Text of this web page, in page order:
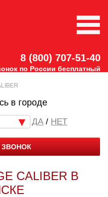
8 (800) 707-51-40
по России бесплатный
в городе
/ НЕТ
ЗВОНОК
CALIBER В